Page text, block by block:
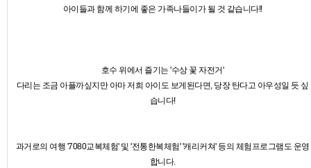
아이들과 함께 하기에 좋은 가족나들이가 될 것 같습니다!!
호수 위에서 즐기는 '수상 꽃 자전거'
다리는 조금 아플까싶지만 아마 저희 아이도 보게된다면, 당장 탄다고 아우성일 듯 싶
습니다!
과거로의 여행 '7080교복체험' 및 '전통한복체험' '캐리커쳐' 등의 체험프로그램도 운영
합니다.